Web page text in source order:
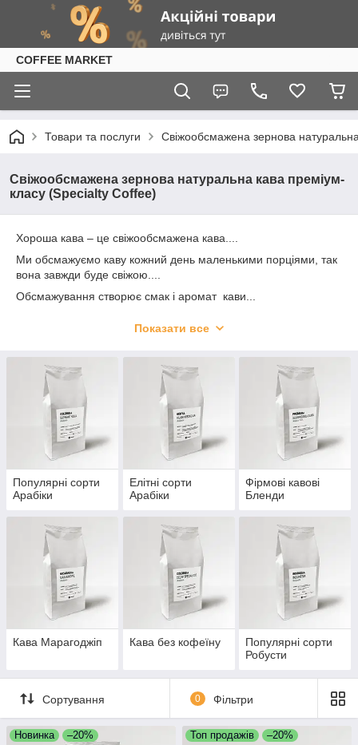
COFFEE MARKET
Товари та послуги Свіжообсмажена зернова
Свіжообсмажена зернова натуральна кава преміум-
класу (Specialty Coffee)
Хороша кава – це свіжообсмажена кава....
Ми обсмажуємо каву кожний день маленькими порціями, так
вона завжди буде свіжою....
Обсмажування створює смак і аромат кави...
їх у каві 1200. У цьому сенсі кава випереджає вино, в якому
Знайди каву - знайди себе.....
Показати все
Популярні сорти
Арабіки
Елітні сорти
Арабіки
Фірмові кавові
Бленди
Кава Марагоджіп Кава без кофеїну
Популярні сорти
Робусти
Сортування 0 Фільтри
Новинка –20% Топ продажів –20%